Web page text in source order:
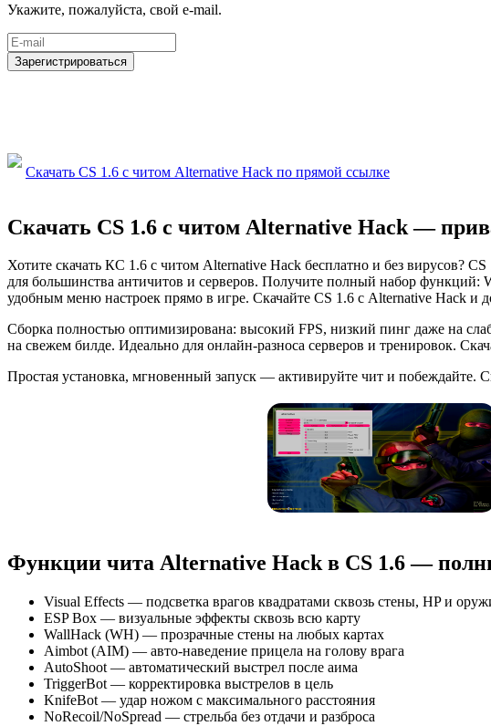
Укажите, пожалуйста, свой e-mail.
Зарегистрироваться
Скачать CS 1.6 с читом Alternative Hack по прямой ссылке
Скачать CS 1.6 с читом Alternative Hack —
Хотите скачать КС 1.6 с читом Alternative Hack бесплатно и без вирусов?
для большинства античитов и серверов. Получите полный набор функций:
удобным меню настроек прямо в игре. Скачайте CS 1.6 с Alternative Hack и
Сборка полностью оптимизирована: высокий FPS, низкий пинг даже на
на свежем билде. Идеально для онлайн-разноса серверов и тренировок.
Простая установка, мгновенный запуск — активируйте чит и побеждайте.
Функции чита Alternative Hack в CS 1.6 —
Visual Effects — подсветка врагов квадратами сквозь стены, HP и
ESP Box — визуальные эффекты сквозь всю карту
WallHack (WH) — прозрачные стены на любых картах
Aimbot (AIM) — авто-наведение прицела на голову врага
AutoShoot — автоматический выстрел после аима
TriggerBot — корректировка выстрелов в цель
KnifeBot — удар ножом с максимального расстояния
NoRecoil/NoSpread — стрельба без отдачи и разброса